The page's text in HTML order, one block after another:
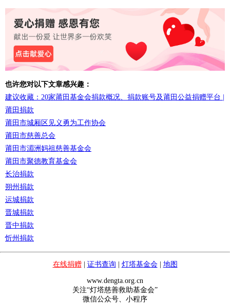
也许您对以下文章感兴趣：
建议收藏：20家莆田基金会捐款概况、捐款账号及莆田公益捐赠平台 |
莆田捐款
莆田市城厢区见义勇为工作协会
莆田市慈善总会
莆田市湄洲妈祖慈善基金会
莆田市聚德教育基金会
长治捐款
朔州捐款
运城捐款
晋城捐款
晋中捐款
忻州捐款
在线捐赠| 证书查询 灯塔基金会| 地图
www.dengta.org.cn
关注“灯塔慈善救助基金会”
微信公众号、小程序